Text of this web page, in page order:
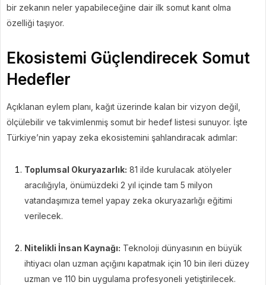
bir zekanın neler yapabileceğine dair ilk somut kanıt olma
özelliği taşıyor.
Ekosistemi Güçlendirecek Somut
Hedefler
Açıklanan eylem planı, kağıt üzerinde kalan bir vizyon değil,
ölçülebilir ve takvimlenmiş somut bir hedef listesi sunuyor. İşte
Türkiye’nin yapay zeka ekosistemini şahlandıracak adımlar:
Toplumsal Okuryazarlık: 81 ilde kurulacak atölyeler
aracılığıyla, önümüzdeki 2 yıl içinde tam 5 milyon
vatandaşımıza temel yapay zeka okuryazarlığı eğitimi
verilecek.
Nitelikli İnsan Kaynağı: Teknoloji dünyasının en büyük
ihtiyacı olan uzman açığını kapatmak için 10 bin ileri düzey
uzman ve 110 bin uygulama profesyoneli yetiştirilecek.